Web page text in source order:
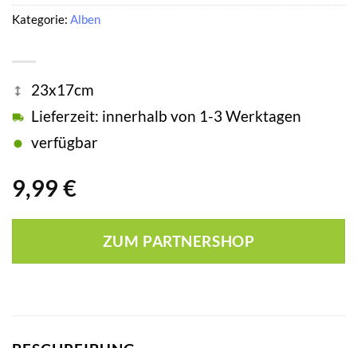
9,99 €
23x17cm
Lieferzeit: innerhalb von 1-3 Werktagen
verfügbar
ZUM PARTNERSHOP
Kategorie: Alben